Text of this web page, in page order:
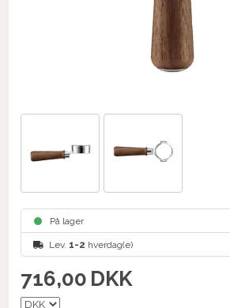
På lager
Lev. 1-2 hverdag(e)
716,00 DKK